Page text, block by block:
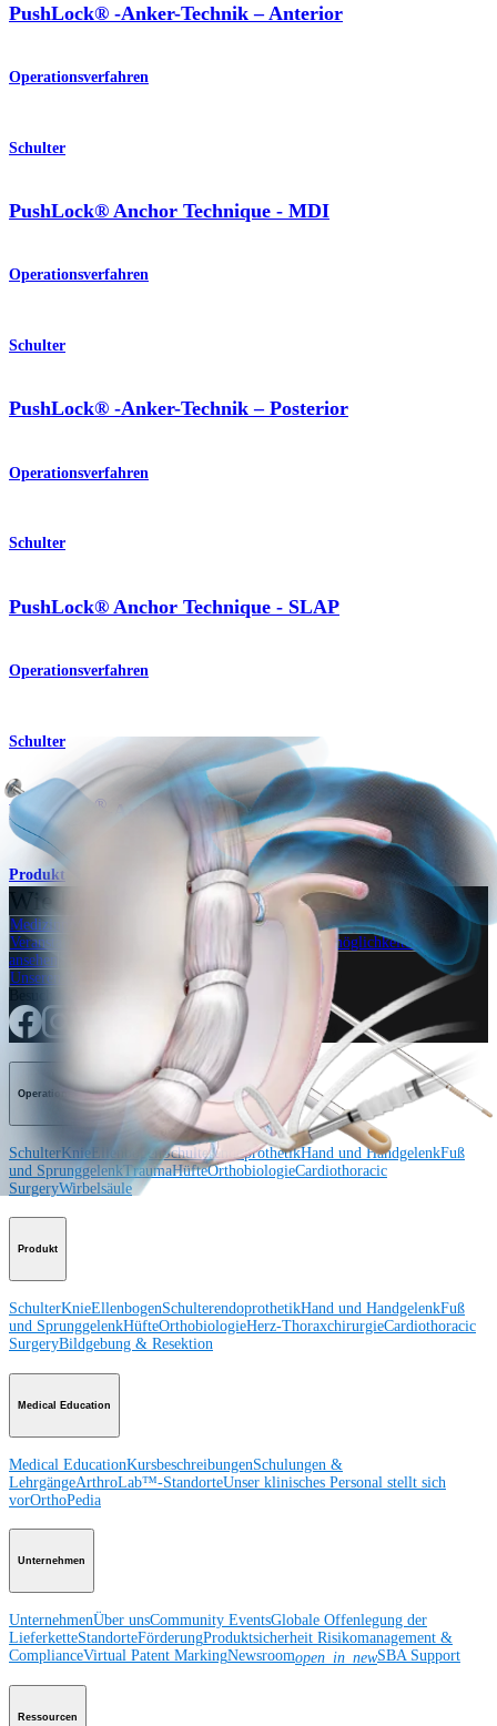
PushLock® -Anker-Technik – Anterior
Operationsverfahren
Schulter
PushLock® Anchor Technique - MDI
Operationsverfahren
Schulter
PushLock® -Anker-Technik – Posterior
Operationsverfahren
Schulter
PushLock® Anchor Technique - SLAP
Operationsverfahren
Schulter
PushLock ® -Anker
Produkt
Wie können wir Ihnen helfen?
Medizinproduktberater:in kontaktieren
Veranstaltungen, Lab-Vorführungen und Schulungsmöglichkeiten
ansehen
Unseren Newsletter abonnieren
Operationsverfahren
SchulterKnie EllenbogenSchulterendoprothetikHand und HandgelenkFuß
und SprunggelenkTraumaHüfteOrthobiologieCardiothoracic
SurgeryWirbelsäule
Produkt
SchulterKnieEllenbogenSchulterendoprothetikHand und HandgelenkFuß
und SprunggelenkHüfteOrthobiologieHerz-ThoraxchirurgieCardiothoracic
SurgeryBildgebung & Resektion
Medical Education
Medical EducationKursbeschreibungenSchulungen &
LehrgängeArthroLab™-StandorteUnser klinisches Personal stellt sich
vorOrthoPedia
Unternehmen
UnternehmenÜber unsCommunity EventsGlobale Offenlegung der
LieferketteStandorteFörderungProduktsicherheit Risikomanagement &
ComplianceVirtual Patent MarkingNewsroomopen_in_newSBA Support
Ressourcen